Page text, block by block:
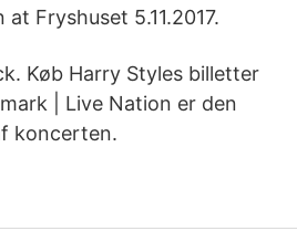
Fryshuset 5.11.2017.
Køb Harry Styles billetter
| Live Nation er den
koncerten.